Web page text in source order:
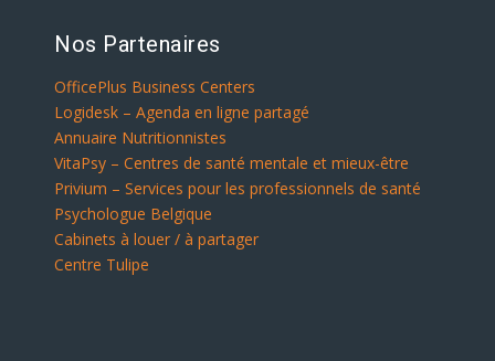
Nos Partenaires
OfficePlus Business Centers
Logidesk – Agenda en ligne partagé
Annuaire Nutritionnistes
VitaPsy – Centres de santé mentale et mieux-être
Privium – Services pour les professionnels de santé
Psychologue Belgique
Cabinets à louer / à partager
Centre Tulipe